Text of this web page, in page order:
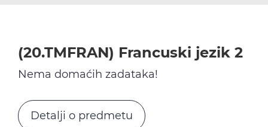
(20.TMFRAN) Francuski jezik 2
Nema domaćih zadataka!
Detalji o predmetu